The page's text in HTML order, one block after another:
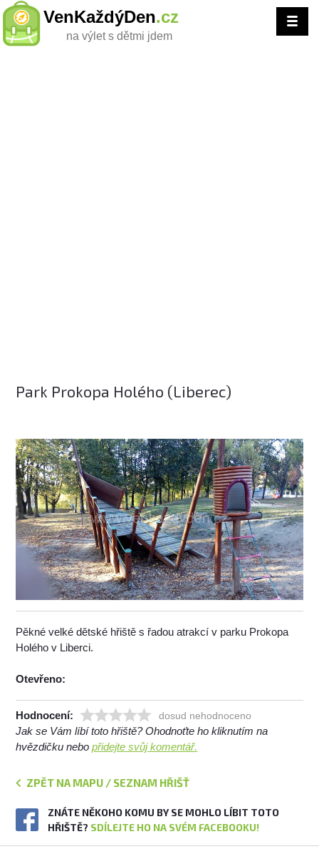
VenKaždýDen.cz
na výlet s dětmi jdem
Park Prokopa Holého (Liberec)
Pěkné velké dětské hřiště s řadou atrakcí v parku Prokopa
Holého v Liberci.
Otevřeno:
Hodnocení: dosud nehodnoceno
Jak se Vám líbí toto hřiště? Ohodnoťte ho kliknutím na
hvězdičku nebopřidejte svůj komentář.
ZPĚT NA MAPU / SEZNAM HŘIŠŤ
ZNÁTE NĚKOHO KOMU BY SE MOHLO LÍBIT TOTO
HŘIŠTĚ? SDÍLEJTE HO NA SVÉM FACEBOOKU!